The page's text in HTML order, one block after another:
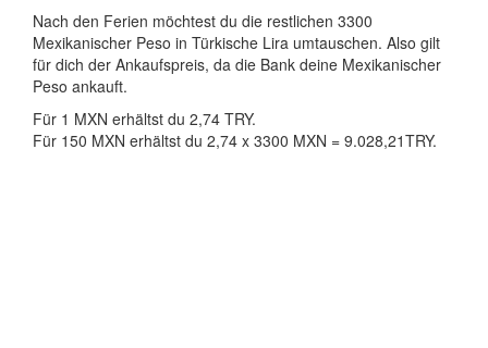
Nach den Ferien möchtest du die restlichen 3300
Mexikanischer Peso in Türkische Lira umtauschen. Also gilt
für dich der Ankaufspreis, da die Bank deine Mexikanischer
Peso ankauft.
Für 1 MXN erhältst du 2,74 TRY.
Für 150 MXN erhältst du 2,74 x 3300 MXN = 9.028,21TRY.